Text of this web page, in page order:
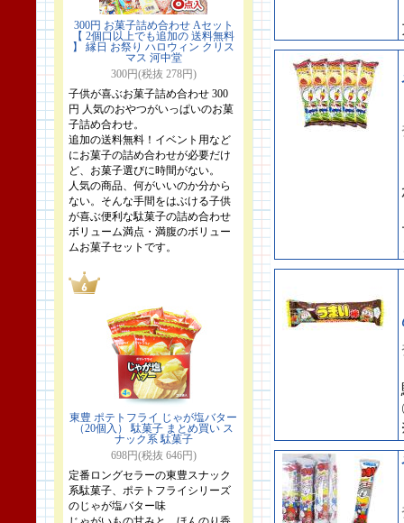
300円 お菓子詰め合わせ Aセット
【 2個口以上でも追加の 送料無料
】 縁日 お祭り ハロウィン クリス
マス 河中堂
300円(税抜 278円)
子供が喜ぶお菓子詰め合わせ 300
円 人気のおやつがいっぱいのお菓
子詰め合わせ。
追加の送料無料！イベント用など
にお菓子の詰め合わせが必要だけ
ど、お菓子選びに時間がない。
人気の商品、何がいいのか分から
ない。そんな手間をはぶける子供
が喜ぶ便利な駄菓子の詰め合わせ
ボリューム満点・満腹のボリュー
ムお菓子セットです。
東豊 ポテトフライ じゃが塩バター
（20個入） 駄菓子 まとめ買い ス
ナック系 駄菓子
698円(税抜 646円)
定番ロングセラーの東豊スナック
系駄菓子、ポテトフライシリーズ
のじゃが塩バター味